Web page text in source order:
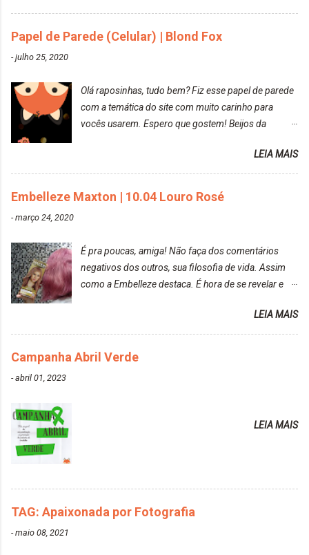
DekapColor. Adorei o resultado da limpeza. Ficou
DekapColor "Minha mãe é lindaaaaa" Para quem
não conhece, o DekapColor é um p...
Papel de Parede (Celular) | Blond Fox
-julho 25, 2020
Olá raposinhas, tudo bem? Fiz esse papel de parede
com a temática do site com muito carinho para
vocês usarem. Espero que gostem! Beijos da
LEIA MAIS
Embelleze Maxton | 10.04 Louro Rosé
-março 24, 2020
É pra poucas, amiga! Não faça dos comentários
negativos dos outros, sua filosofia de vida. Assim
como a Embelleze destaca. É hora de se revelar e
vip Maxton liberdade para ser mais você Loiro Rosé
10.04. Após 30 minutos no cabelo, retirei o excesso
da tintura no banho e notei que os fios estavam
LIBERDADE PARA SER MAIS VOCÊ 10.04 LOURO
LEIA MAIS
Campanha Abril Verde
-abril 01, 2023
LEIA MAIS
TAG: Apaixonada por Fotografia
-maio 08, 2021